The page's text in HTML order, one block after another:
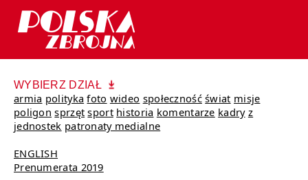
WYBIERZ DZIAŁ
armia polityka foto wideo społeczność świat misje
poligon sprzęt sport historia komentarze kadry z
jednostek patronaty medialne
ENGLISH
Prenumerata 2019